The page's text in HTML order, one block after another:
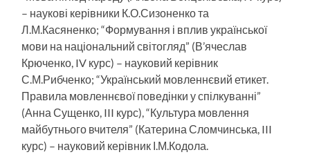
– наукові керівники К.О.Сизоненко та
Л.М.Касяненко; “Фор­мування і вплив української
мови на національний світо­гляд” (В’ячеслав
Крюченко, IV курс) – науковий керівник
С.М.Рибченко; “Український мовленнєвий етикет.
Правила мовленнєвої поведінки у спілкуванні”
(Анна Сущенко, III курс), “Культура мовлення
майбутнього вчителя” (Катерина Сломчинська, III
курс) – науковий керівник І.М.Кодола.